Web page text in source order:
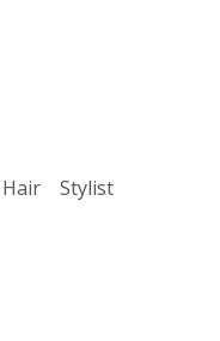
Hair Stylist